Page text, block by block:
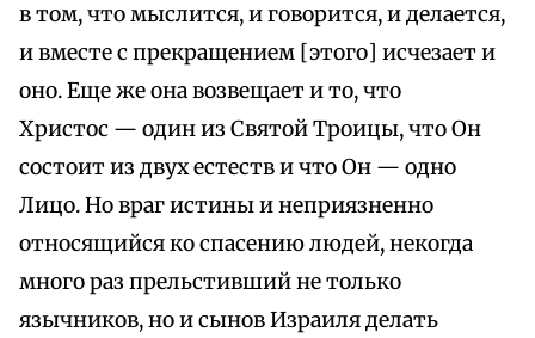
в том, что мыслится, и говорится, и делается,
и вместе с прекращением [этого] исчезает и
оно. Еще же она возвещает и то, что
Христос — один из Святой Троицы, что Он
состоит из двух естеств и что Он — одно
Лицо. Но враг истины и неприязненно
относящийся ко спасению людей, некогда
много раз прельстивший не только
язычников, но и сынов Израиля делать